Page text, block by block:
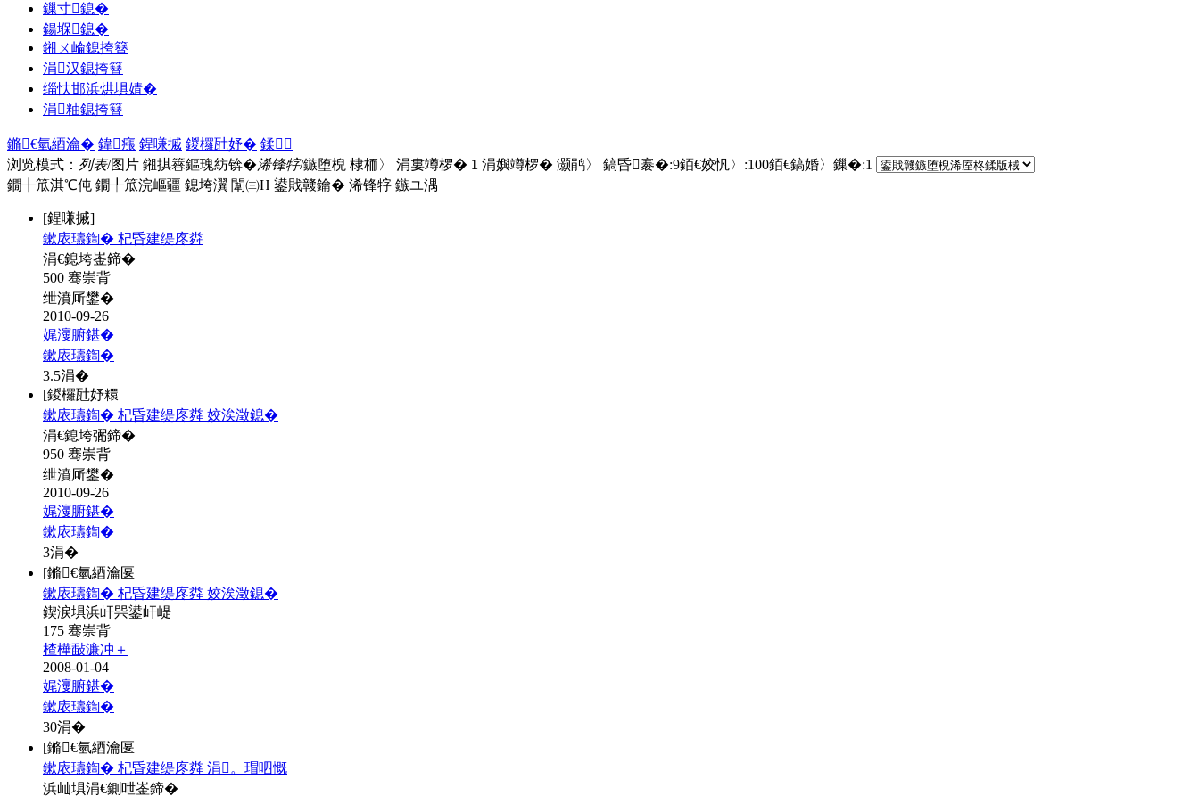
鏁寸鎴�
鍚堢鎴�
鎺ㄨ崘鎴挎簮
涓汉鎴挎簮
缁忕邯浜烘埧婧�
涓粙鎴挎簮
鏅€氫綇瀹� 鍏瘬 鍟嗛摵 鍐欏瓧妤� 鍒
浏览模式： 列表/图片 鎺掑簭鏂瑰紡锛�浠锋牸/鏃堕棿 棣栭〉 涓婁竴椤� 1 涓嬩竴椤� 灏鹃〉 鎬昏褰�:9銆€姣忛〉:100銆€鎬婚〉鏁�:1
鐗╀笟淇℃伅 鐗╀笟浣嶇疆 鎴垮瀷 闈㈢Н 鍙戝竷鑰� 浠锋牸 鏃ユ湡
[鍟嗛摵]
鏉庡瓙鍧� 杞昏建缇庝粦
涓€鎴垮崟鍗�
500 骞崇背
绁濆厛鐢�
2010-09-26
娓濅腑鍖�
鏉庡瓙鍧�
3.5涓�
[鍐欏瓧妤糫
鏉庡瓙鍧� 杞昏建缇庝粦 姣涘澂鎴�
涓€鎴垮弻鍗�
950 骞崇背
绁濆厛鐢�
2010-09-26
娓濅腑鍖�
鏉庡瓙鍧�
3涓�
[鏅€氫綇瀹匽
鏉庡瓙鍧� 杞昏建缇庝粦 姣涘澂鎴�
鍥涙埧浜屽巺鍙屽崼
175 骞崇背
楂樺敮濂冲＋
2008-01-04
娓濅腑鍖�
鏉庡瓙鍧�
30涓�
[鏅€氫綇瀹匽
鏉庡瓙鍧� 杞昏建缇庝粦 涓。瑁呬慨
浜屾埧涓€鍘呭崟鍗�